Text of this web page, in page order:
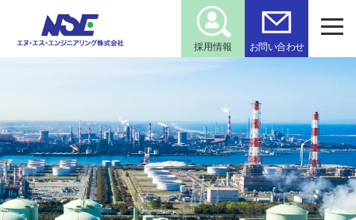
採用情報 お問い合わせ